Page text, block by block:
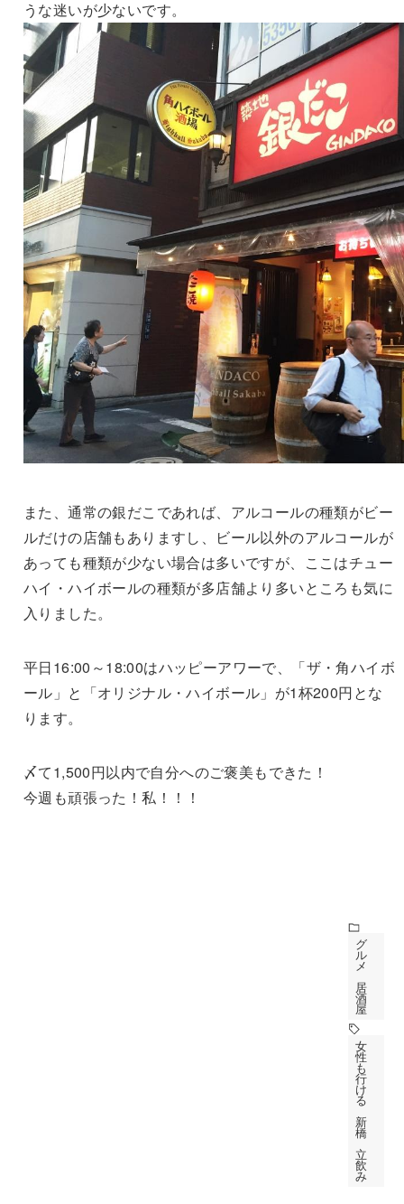
うな迷いが少ないです。
また、通常の銀だこであれば、アルコールの種類がビー
ルだけの店舗もありますし、ビール以外のアルコールが
あっても種類が少ない場合は多いですが、ここはチュー
ハイ・ハイボールの種類が多店舗より多いところも気に
入りました。
平日16:00～18:00はハッピーアワーで、「ザ・角ハイボ
ール」と「オリジナル・ハイボール」が1杯200円とな
ります。
〆て1,500円以内で自分へのご褒美もできた！
今週も頑張った！私！！！
グ
ル
メ
居
酒
屋
女
性
も
行
け
る
新
橋
立
飲
み